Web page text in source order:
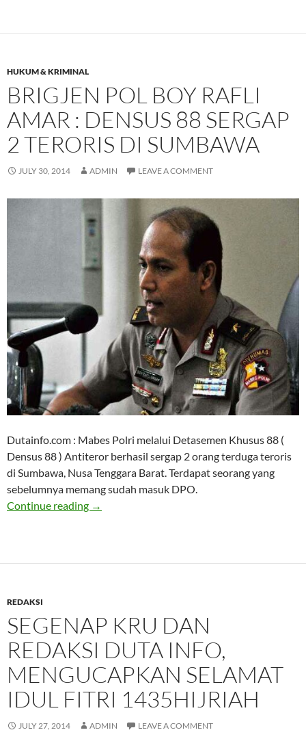
HUKUM & KRIMINAL
BRIGJEN POL BOY RAFLI
AMAR : DENSUS 88 SERGAP
2 TERORIS DI SUMBAWA
JULY 30, 2014 ADMIN LEAVE A COMMENT
Dutainfo.com : Mabes Polri melalui Detasemen Khusus 88 (
Densus 88 ) Antiteror berhasil sergap 2 orang terduga teroris
di Sumbawa, Nusa Tenggara Barat. Terdapat seorang yang
sebelumnya memang sudah masuk DPO.
Continue reading Brigjen Pol Boy Rafli Amar : Densus 88
→
REDAKSI
SEGENAP KRU DAN
REDAKSI DUTA INFO,
MENGUCAPKAN SELAMAT
IDUL FITRI 1435HIJRIAH
JULY 27, 2014 ADMIN LEAVE A COMMENT